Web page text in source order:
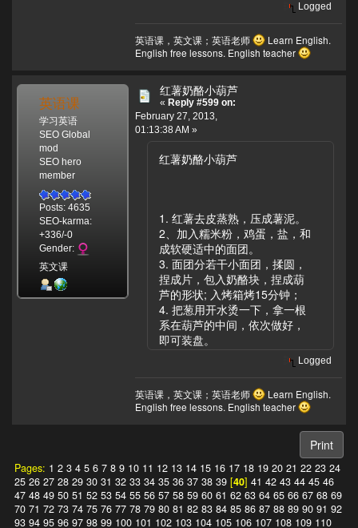
Logged
英语课，英文课；英语老师
Learn English.
English free lessons. English teacher
英语课
学习英语
SEO Global
mod
SEO hero
member
Posts: 4635
SEO-karma:
+336/-0
Gender:
英文课
红薯奶酪小葫芦
« Reply #599 on:
February 27, 2013,
01:13:38 AM »
红薯奶酪小葫芦
1. 红薯去皮蒸熟，压成薯泥。
2、加入糯米粉，鸡蛋，盐，和
成软硬适中的面团。
3. 面团分若干小面团，揉圆，
捏成片，包入奶酪块，捏成葫
芦的形状; 入烤箱烤15分钟；
4. 把葱用开水烫一下，拿一根
系在葫芦的中间，依次做好，
即可装盘。
Logged
英语课，英文课；英语老师
Learn English.
English free lessons. English teacher
Print
Pages: 1 2 3 4 5 6 7 8 9 10 11 12 13 14 15 16 17 18 19 20 21 22 23 24
25 26 27 28 29 30 31 32 33 34 35 36 37 38 39[40] 41 42 43 44 45 46
47 48 49 50 51 52 53 54 55 56 57 58 59 60 61 62 63 64 65 66 67 68 69
70 71 72 73 74 75 76 77 78 79 80 81 82 83 84 85 86 87 88 89 90 91 92
93 94 95 96 97 98 99 100 101 102 103 104 105 106 107 108 109 110